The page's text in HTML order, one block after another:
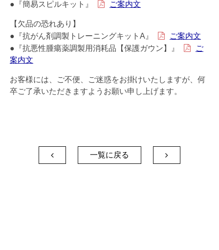
●『簡易スピルキット』
ご案内文
【欠品の恐れあり】
●『抗がん剤調製トレーニングキットA』
ご案内文
●『抗悪性腫瘍薬調製用消耗品【保護ガウン】』
ご
案内文
お客様には、ご不便、ご迷惑をお掛けいたしますが、何
卒ご了承いただきますようお願い申し上げます。
 一覧に戻る 